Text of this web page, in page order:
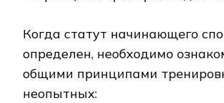
Когда статут начинающего
определен, необходимо
общими принципами
неопытных: